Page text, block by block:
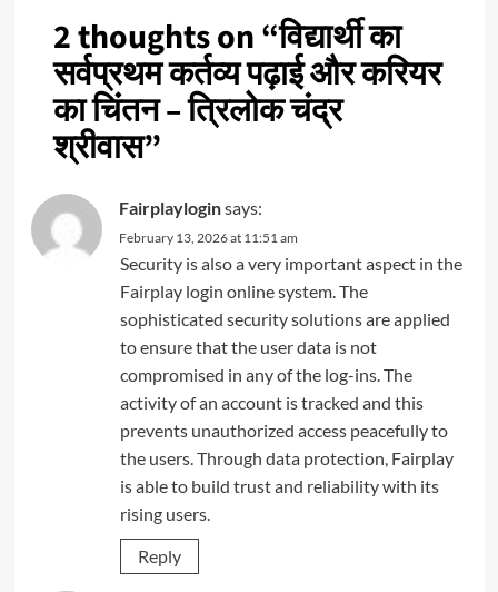
2 thoughts on “विद्यार्थी का
सर्वप्रथम कर्तव्य पढ़ाई और करियर
का चिंतन – त्रिलोक चंद्र
श्रीवास”
Fairplayloginsays:
February 13, 2026 at 11:51 am
Security is also a very important aspect in the
Fairplay login online system. The
sophisticated security solutions are applied
to ensure that the user data is not
compromised in any of the log-ins. The
activity of an account is tracked and this
prevents unauthorized access peacefully to
the users. Through data protection, Fairplay
is able to build trust and reliability with its
rising users.
Reply